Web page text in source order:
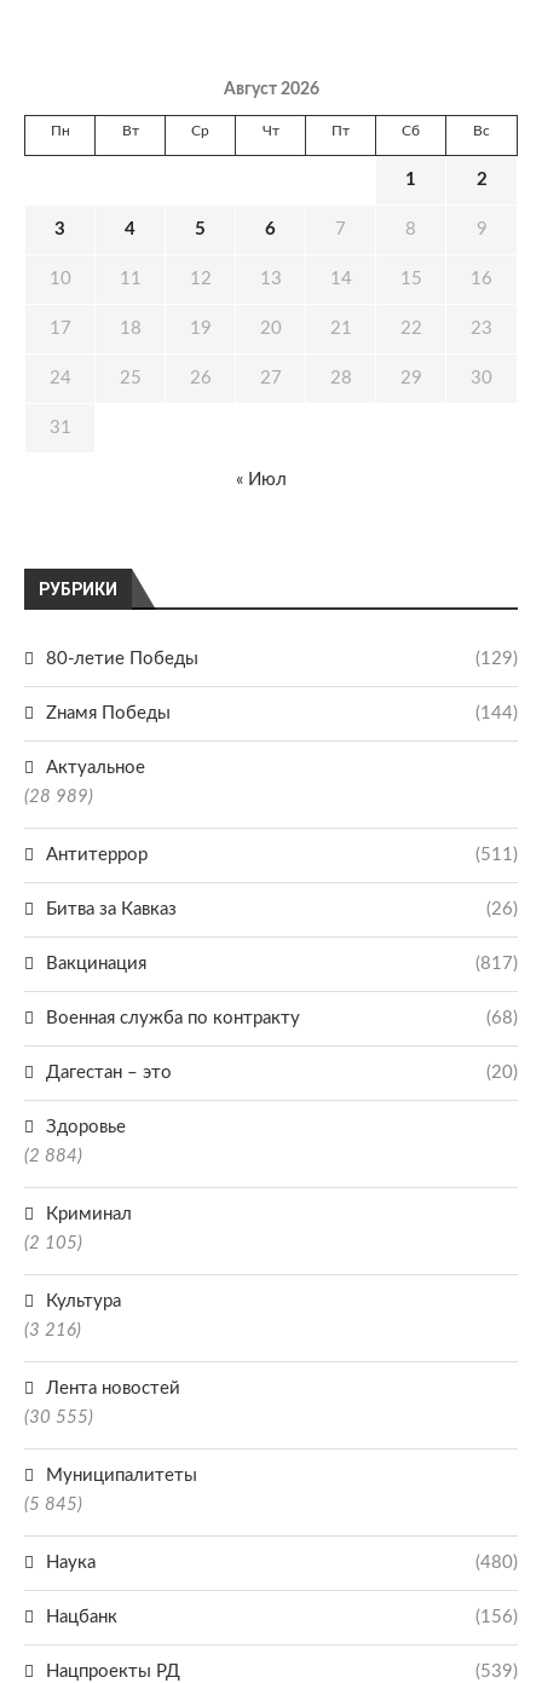
РУБРИКИ
80-летие Победы (129)
Zнамя Победы (144)
Актуальное
(28 989)
Антитеррор (511)
Битва за Кавказ (26)
Вакцинация (817)
Военная служба по контракту (68)
Дагестан – это (20)
Здоровье
(2 884)
Криминал
(2 105)
Культура
(3 216)
Лента новостей
(30 555)
Муниципалитеты
(5 845)
Наука (480)
Нацбанк (156)
Нацпроекты РД (539)
Август 2026
Пн Вт Ср Чт Пт Сб Вс
1 2
3 4 5 6 7 8 9
10 11 12 13 14 15 16
17 18 19 20 21 22 23
24 25 26 27 28 29 30
31
« Июл